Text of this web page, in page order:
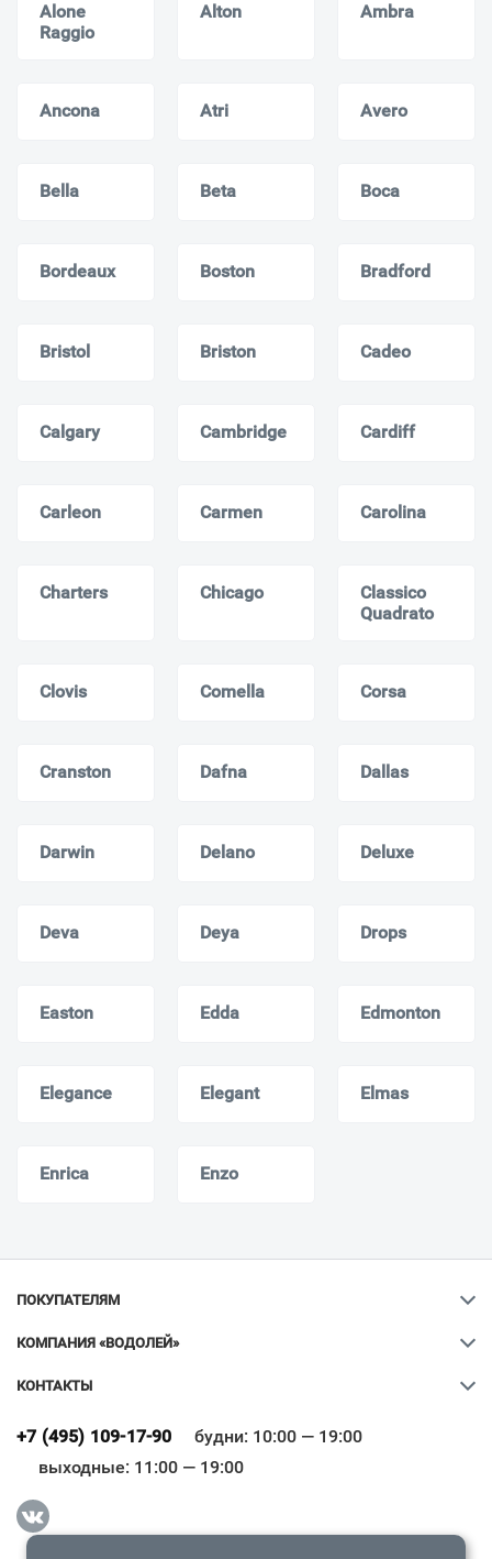
Alone
Raggio
Alton Ambra
Ancona Atri Avero
Bella Beta Boca
Bordeaux Boston Bradford
Bristol Briston Cadeo
Calgary Cambridge Cardiff
Carleon Carmen Carolina
Charters Chicago
Classico
Quadrato
Clovis Comella Corsa
Cranston Dafna Dallas
Darwin Delano Deluxe
Deva Deya Drops
Easton Edda Edmonton
Elegance Elegant Elmas
Enrica Enzo
ПОКУПАТЕЛЯМ
КОМПАНИЯ «ВОДОЛЕЙ»
КОНТАКТЫ
+7 (495) 109-17-90
будни: 10:00 — 19:00
выходные: 11:00 — 19:00
Всё верно